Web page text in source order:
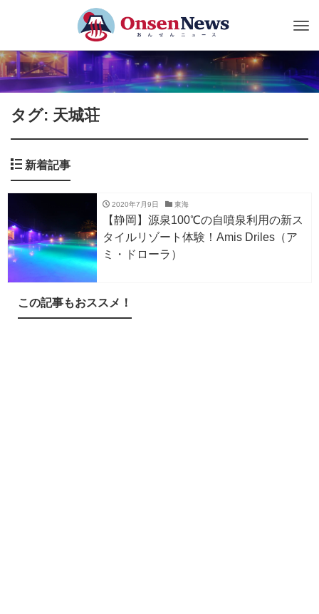
タグ: 天城荘
新着記事
2020年7月9日 東海
【静岡】源泉100℃の自噴泉利用の新ス
タイルリゾート体験！Amis Driles（ア
ミ・ドローラ）
この記事もおススメ！